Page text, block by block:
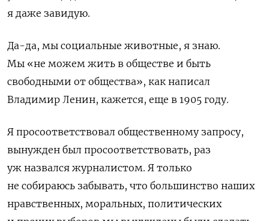
я даже завидую.
Да-да, мы социальные животные, я знаю.
Мы «не можем жить в обществе и быть
свободными от общества», как написал
Владимир Ленин, кажется, еще в 1905 году.
Я просоответствовал общественному запросу,
вынужден был просоответствовать, раз
уж назвался журналистом. Я только
не собираюсь забывать, что большинство наших
нравственных, моральных, политических